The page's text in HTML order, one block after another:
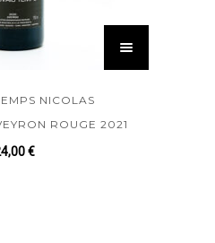
NICOLAS
ROUGE 2021
€